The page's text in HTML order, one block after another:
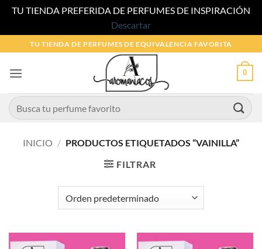
TU TIENDA PREFERIDA DE PERFUMES DE INSPIRACIÓN
Descartar
al
contenido
TU TIENDA DE PERFUMES DE EQUIVALENCIA FAVORITA
0
Buscar
por:
INICIO / PRODUCTOS ETIQUETADOS “VAINILLA”
FILTRAR